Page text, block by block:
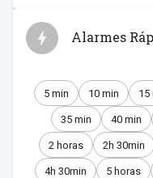
Alarmes
5 min 10 min 15
35 min 40 min
2 horas 2h 30min
4h 30min 5 horas